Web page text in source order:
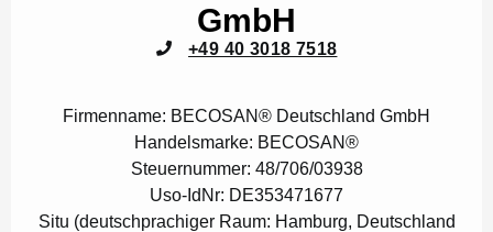
GmbH
+49 40 3018 7518
Firmenname: BECOSAN® Deutschland GmbH
Handelsmarke: BECOSAN®
Steuernummer: 48/706/03938
Uso-IdNr: DE353471677
Situ (deutschprachiger Raum: Hamburg, Deutschland